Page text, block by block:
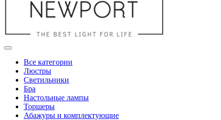
Все категории
Люстры
Светильники
Бра
Настольные лампы
Торшеры
Абажуры и комплектующие